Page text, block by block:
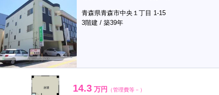
青森県青森市中央１丁目 1-15
3階建 / 築39年
14.3 万円 （管理費等－）